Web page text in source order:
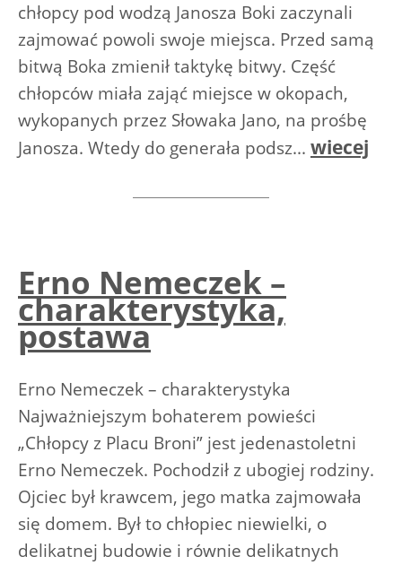
chłopcy pod wodzą Janosza Boki zaczynali
zajmować powoli swoje miejsca. Przed samą
bitwą Boka zmienił taktykę bitwy. Część
chłopców miała zająć miejsce w okopach,
wykopanych przez Słowaka Jano, na prośbę
Janosza. Wtedy do generała podsz... wiecej
Erno Nemeczek –
charakterystyka,
postawa
Erno Nemeczek – charakterystyka
Najważniejszym bohaterem powieści
„Chłopcy z Placu Broni” jest jedenastoletni
Erno Nemeczek. Pochodził z ubogiej rodziny.
Ojciec był krawcem, jego matka zajmowała
się domem. Był to chłopiec niewielki, o
delikatnej budowie i równie delikatnych